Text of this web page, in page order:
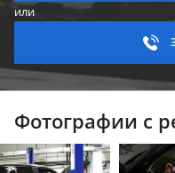
или
Фотографии с